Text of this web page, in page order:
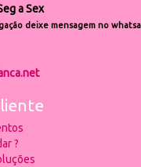
a Sex
deixe mensagem no
?